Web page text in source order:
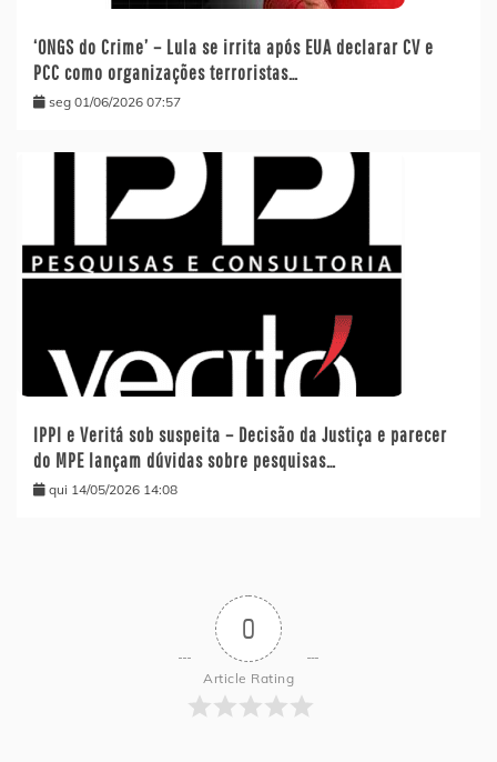
‘ONGS do Crime’ – Lula se irrita após EUA declarar CV e
PCC como organizações terroristas…
seg 01/06/2026 07:57
IPPI e Veritá sob suspeita – Decisão da Justiça e parecer
do MPE lançam dúvidas sobre pesquisas…
qui 14/05/2026 14:08
0
Article Rating